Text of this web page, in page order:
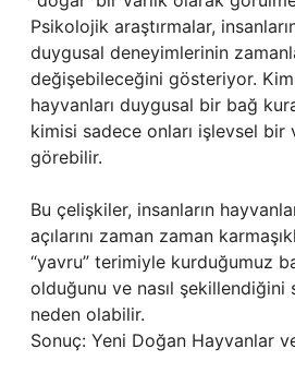
Psikolojik araştırmalar,
duygusal deneyimlerinin
değişebileceğini gösteriyor.
hayvanları duygusal bir bağ
kimisi sadece onları işlevsel bir
görebilir.
Bu çelişkiler, insanların
açılarını zaman zaman
“yavru” terimiyle kurduğumuz
olduğunu ve nasıl şekillendiğini
neden olabilir.
Sonuç: Yeni Doğan Hayvanlar